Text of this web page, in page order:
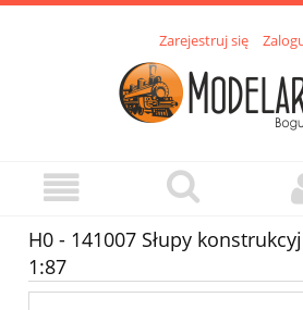
Zarejestruj się
H0 - 141007 Słupy
1:87